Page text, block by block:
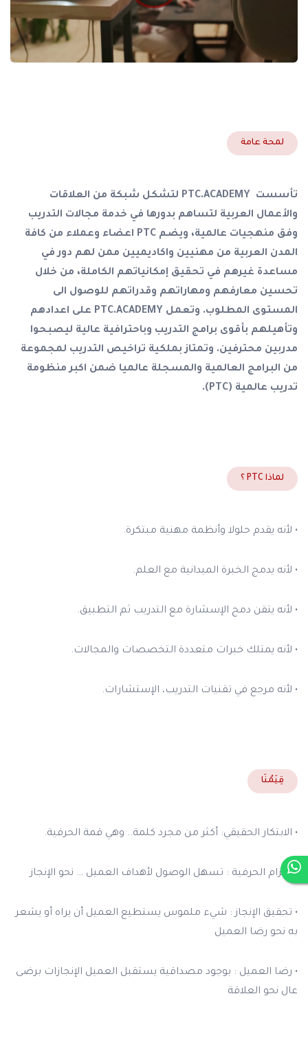
لمحة عامة
تأسست PTC.ACADEMY لتشكل شبكة من العلاقات
والأعمال العربية لتساهم بدورها في خدمة مجالات التدريب
وفق منهجيات عالمية، ويضم PTC اعضاء وعملاء من كافة
المدن العربية من مهنيين واكاديميين ممن لهم دور في
مساعدة غيرهم في تحقيق إمكانياتهم الكاملة، من خلال
تحسين معارفهم ومهاراتهم وقدراتهم للوصول الى
المستوى المطلوب. وتعمل PTC.ACADEMY على اعدادهم
وتأهيلهم بأقوى برامج التدريب وباحترافية عالية ليصبحوا
مدربين محترفين. وتمتاز بملكية تراخيص التدريب لمجموعة
من البرامج العالمية والمسجلة عالميا ضمن اكبر منظومة
تدريب عالمية (PTC).
لماذا PTC ؟
• لأنه يقدم حلولا وأنظمة مهنية مبتكرة.
• لأنه يدمج الخبرة الميدانية مع العلم.
• لأنه يتقن دمج الإسشارة مع التدريب ثم التطبيق.
• لأنه يمتلك خبرات متعددة التخصصات والمجالات.
• لأنه مرجع في تقنيات التدريب، الإستشارات.
قِيَمُنَا
• الابتكار الحقيقي: أكثر من مجرد كلمة.. وهي قمة الحرفية.
• التزام الحرفية : تسهل الوصول لأهداف العميل … نحو الإنجاز
• تحقيق الإنجاز : شيء ملموس يستطيع العميل أن يراه أو يشعر
به نحو رضا العميل
• رضا العميل : بوجود مصداقية يستقبل العميل الإنجازات برضى
عال نحو العلاقة